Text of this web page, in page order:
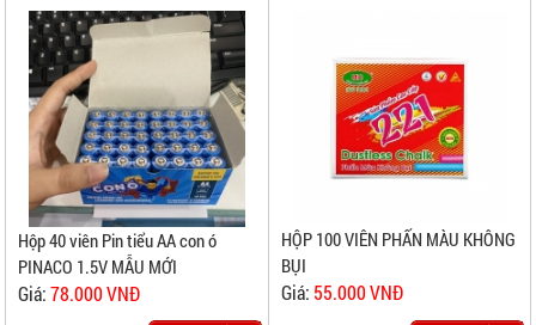
Hộp 40 viên Pin tiểu AA con ó
PINACO 1.5V MẪU MỚI
Giá:78.000 VNĐ
HỘP 100 VIÊN PHẤN MÀU KHÔNG
BỤI
Giá: 55.000 VNĐ